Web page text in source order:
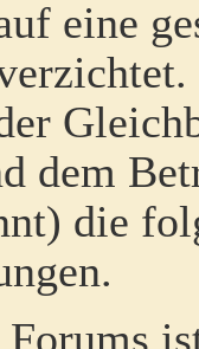
eine
dem
die